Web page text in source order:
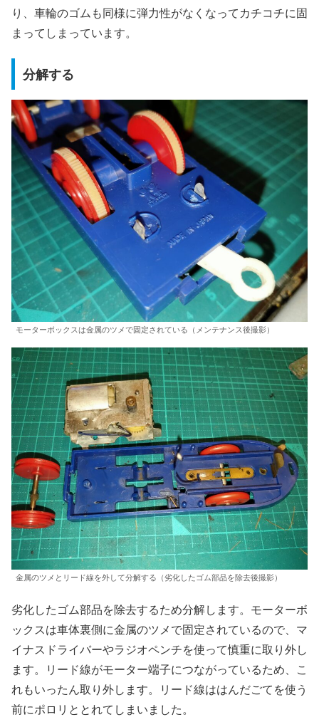
り、車輪のゴムも同様に弾力性がなくなってカチコチに固
まってしまっています。
分解する
モーターボックスは金属のツメで固定されている（メンテナンス後撮影）
金属のツメとリード線を外して分解する（劣化したゴム部品を除去後撮影）
劣化したゴム部品を除去するため分解します。モーターボ
ックスは車体裏側に金属のツメで固定されているので、マ
イナスドライバーやラジオペンチを使って慎重に取り外し
ます。リード線がモーター端子につながっているため、こ
れもいったん取り外します。リード線ははんだごてを使う
前にポロリととれてしまいました。